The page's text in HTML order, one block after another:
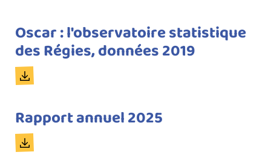
Titre
du
document
Oscar : l'observatoire statistique
des Régies, données 2019
Document
Titre
du
Rapport annuel 2025
Document